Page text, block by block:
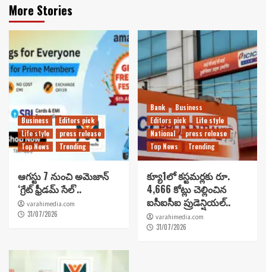
More Stories
Business
Editors pick
Life style
press release
Top News
Trending
ఆగస్టు 7 నుంచి అమెజాన్
‘గ్రేట్ ఫ్రీడమ్ సేల్’..
varahimedia.com
31/07/2026
Bank
Business
Editors pick
Life style
National
press release
Top News
Trending
క్యూ1లో కస్టమర్లకు రూ.
4,666 కోట్లు చెల్లించిన
ఐసీఐసీఐ ప్రుడెన్షియల్..
varahimedia.com
31/07/2026